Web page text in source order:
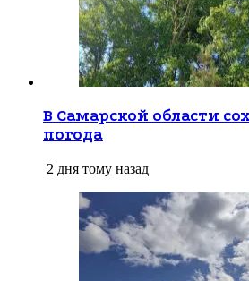
В Самарской области
погода
2 дня тому назад